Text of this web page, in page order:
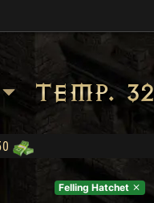
TEMP. 32
Felling Hatchet